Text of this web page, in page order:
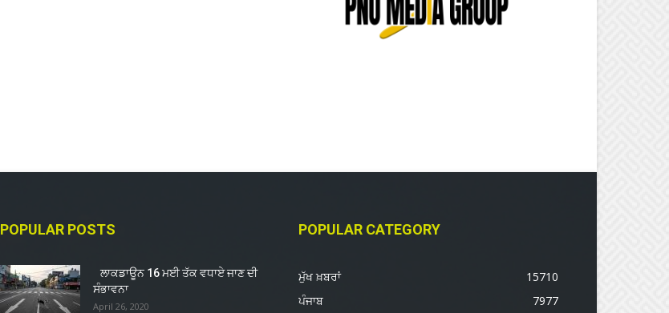
POPULAR POSTS
ਲਾਕਡਾਊਨ 16 ਮਈ ਤੱਕ ਵਧਾਏ ਜਾਣ ਦੀ
ਸੰਭਾਵਨਾ
April 26, 2020
POPULAR CATEGORY
ਮੁੱਖ ਖ਼ਬਰਾਂ
15710
ਪੰਜਾਬ
7977